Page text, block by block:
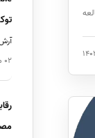
۰۲ مرداد ۱۴۰۵